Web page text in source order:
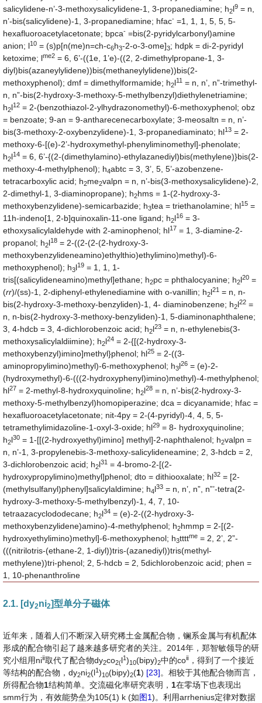
salicylidene-n’-3-methoxysalicylidene-1, 3-propanediamine; h2l9 = n,
n’-bis(salicylidene)-1, 3-propanediamine; hfac- =1, 1, 1, 5, 5, 5-
hexafluoroacetylacetonate; bpca- =bis(2-pyridylcarbonyl)amine
anion; l10 = (s)p[n(me)n=ch-c6h3-2-o-3-ome]3; hdpk = di-2-pyridyl
ketoxime; lme2 = 6, 6’-((1e, 1’e)-((2, 2-dimethylpropane-1, 3-
diyl)bis(azaneylylidene))bis(methaneylylidene))bis(2-
methoxyphenol); dmf = dimethylformamide; h2l11 = n, n’, n”-trimethyl-
n, n”-bis(2-hydroxy-3-methoxy-5-methylbenzyl)diethylenetriamine;
h2l12 = 2-(benzothiazol-2-ylhydrazonomethyl)-6-methoxyphenol; obz
= benzoate; 9-an = 9-antharecenecarboxylate; 3-meosaltn = n, n’-
bis(3-methoxy-2-oxybenzylidene)-1, 3-propanediaminato; hl13 = 2-
methoxy-6-[(e)-2’-hydroxymethyl-phenyliminomethyl]-phenolate;
h2l14 = 6, 6’-{(2-(dimethylamino)-ethylazanediyl)bis(methylene)}bis(2-
methoxy-4-methylphenol); h4abtc = 3, 3’, 5, 5’-azobenzene-
tetracarboxylic acid; h2me2valpn = n, n’-bis(3-methoxysalicylidene)-2,
2-dimethyl-1, 3-diaminopropane); h2hms = 1-(2-hydroxy-3-
methoxybenzylidene)-semicarbazide; h3tea = triethanolamine; hl15 =
11h-indeno[1, 2-b]quinoxalin-11-one ligand; h2l16 = 3-
ethoxysalicylaldehyde with 2-aminophenol; hl17 = 1, 3-diamine-2-
propanol; h2l18 = 2-((2-(2-(2-hydroxy-3-
methoxybenzylideneamino)ethylthio)ethylimino)methyl)-6-
methoxyphenol); h3l19 = 1, 1, 1-
tris[(salicylideneamino)methyl]ethane; h2pc = phthalocyanine; h2l20 =
(rr)/(ss)-1, 2-diphenyl-ethylenediamine with o-vanillin; h2l21 = n, n-
bis(2-hydroxy-3-methoxy-benzyliden)-1, 4- diaminobenzene; h2l22 =
n, n-bis(2-hydroxy-3-methoxy-benzyliden)-1, 5-diaminonaphthalene;
3, 4-hdcb = 3, 4-dichlorobenzoic acid; h2l23 = n, n-ethylenebis(3-
methoxysalicylaldiimine); h2l24 = 2-{[(2-hydroxy-3-
methoxybenzyl)imino]methyl}phenol; hl25 = 2-((3-
aminopropylimino)methyl)-6-methoxyphenol; h3l26 = (e)-2-
(hydroxymethyl)-6-(((2-hydroxyphenyl)imino)methyl)-4-methylphenol;
hl27 = 2-methyl-8-hydroxyquinoline; h2l28 = n, n’-bis(2-hydroxy-3-
methoxy-5-methylbenzyl)homopiperazine; dca = dicyanamide; hfac =
hexafluoroacetylacetonate; nit-4py = 2-(4-pyridyl)-4, 4, 5, 5-
tetramethylimidazoline-1-oxyl-3-oxide; hl29 = 8- hydroxyquinoline;
h2l30 = 1-[[(2-hydroxyethyl)imino] methyl]-2-naphthalenol; h2valpn =
n, n’-1, 3-propylenebis-3-methoxy-salicylideneamine; 2, 3-hdcb = 2,
3-dichlorobenzoic acid; h2l31 = 4-bromo-2-[(2-
hydroxypropylimino)methyl]phenol; dto = dithiooxalate; hl32 = [2-
(methylsulfanyl)phenyl]salicylaldimine; h4l33 = n, n’, n”, n”’-tetra(2-
hydroxy-3-methoxy-5-methylbenzyl)-1, 4, 7, 10-
tetraazacyclododecane; h2l34 = (e)-2-((2-hydroxy-3-
methoxybenzylidene)amino)-4-methylphenol; h2hmmp = 2-[(2-
hydroxyethylimino)methyl]-6-methoxyphenol; h3ttttme = 2, 2’, 2”-
(((nitrilotris-(ethane-2, 1-diyl))tris-(azanediyl))tris(methyl-
methylene))tri-phenol; 2, 5-hdcb = 2, 5dichlorobenzoic acid; phen =
1, 10-phenanthroline
2.1. [dy2ni2]型单分子磁体
近年来，随着人们不断深入研究稀土金属配合物，镧系金属与有机配体
形成的配合物引起了越来越多研究者的关注。2014年，郑智敏领导的研
究小组用niⅱ取代了配合物dy2co2(l1)10(bipy)2中的coⅱ ，得到了一个接近
等结构的配合物，dy2ni2(l1)10(bipy)2(1) [23]。相较于其他配合物而言，
所得配合物1结构简单。交流磁化率研究表明， 1在零场下也表现出
smm行为，有效能势垒为105(1) k (如图1)。利用arrhenius定律对数据